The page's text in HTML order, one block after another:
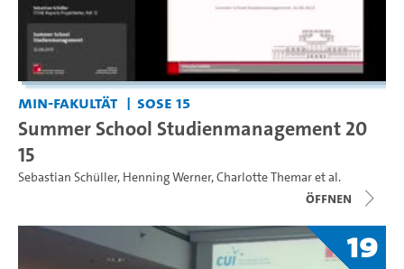
MIN-Fakultät SoSe 15
Summer School Studienmanagement 20
15
Sebastian Schüller, Henning Werner,Charlotte Themaret al.
Öffnen
19